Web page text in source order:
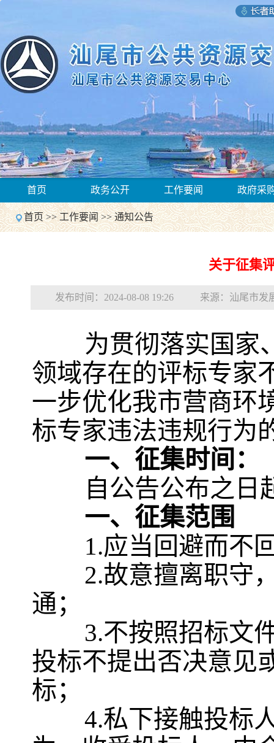
Previous
Next
1
首页 政务公开 工作要闻 政府采
首页>>工作要闻>>通知公告
关于征集
发布时间：2024-08-08 19:26 来源：汕尾市发
为贯彻落实国家
领域存在的评标专家
一步优化我市营商环
标专家违法违规行为
一、 征集时间：
自公告公布之日
一、征集范围
1.应当回避而不
2.故意擅离职守
通；
3.不按照招标文
投标不提出否决意见
标；
4.私下接触投标